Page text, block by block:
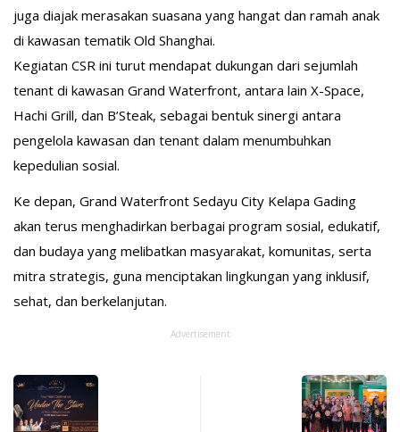
juga diajak merasakan suasana yang hangat dan ramah anak
di kawasan tematik Old Shanghai.
Kegiatan CSR ini turut mendapat dukungan dari sejumlah
tenant di kawasan Grand Waterfront, antara lain X-Space,
Hachi Grill, dan B’Steak, sebagai bentuk sinergi antara
pengelola kawasan dan tenant dalam menumbuhkan
kepedulian sosial.
Ke depan, Grand Waterfront Sedayu City Kelapa Gading
akan terus menghadirkan berbagai program sosial, edukatif,
dan budaya yang melibatkan masyarakat, komunitas, serta
mitra strategis, guna menciptakan lingkungan yang inklusif,
sehat, dan berkelanjutan.
Advertisement